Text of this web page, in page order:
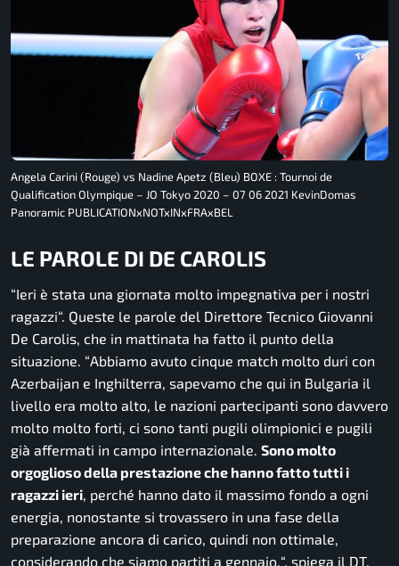
Angela Carini (Rouge) vs Nadine Apetz (Bleu) BOXE : Tournoi de
Qualification Olympique – JO Tokyo 2020 – 07 06 2021 KevinDomas
Panoramic PUBLICATIONxNOTxINxFRAxBEL
LE PAROLE DI DE CAROLIS
“Ieri è stata una giornata molto impegnativa per i nostri
ragazzi“. Queste le parole del Direttore Tecnico Giovanni
De Carolis, che in mattinata ha fatto il punto della
situazione. “Abbiamo avuto cinque match molto duri con
Azerbaijan e Inghilterra, sapevamo che qui in Bulgaria il
livello era molto alto, le nazioni partecipanti sono davvero
molto molto forti, ci sono tanti pugili olimpionici e pugili
già affermati in campo internazionale. Sono molto
orgoglioso della prestazione che hanno fatto tutti i
ragazzi ieri , perché hanno dato il massimo fondo a ogni
energia, nonostante si trovassero in una fase della
preparazione ancora di carico, quindi non ottimale,
considerando che siamo partiti a gennaio. “, spiega il DT.